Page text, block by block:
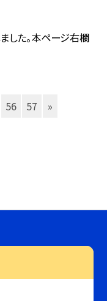
した。本ページ右欄
56 57 »